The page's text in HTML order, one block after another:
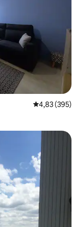
Vidējais
4,83 (395)